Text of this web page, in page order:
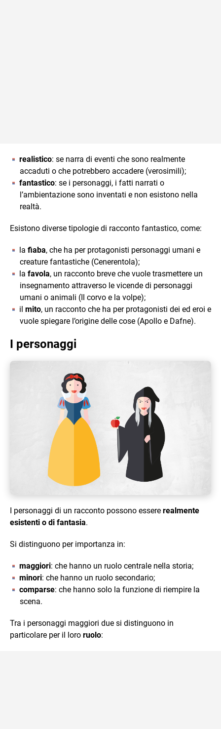
realistico: se narra di eventi che sono realmente
accaduti o che potrebbero accadere (verosimili);
fantastico: se i personaggi, i fatti narrati o
l’ambientazione sono inventati e non esistono nella
realtà.
Esistono diverse tipologie di racconto fantastico, come:
la fiaba, che ha per protagonisti personaggi umani e
creature fantastiche (Cenerentola);
la favola, un racconto breve che vuole trasmettere un
insegnamento attraverso le vicende di personaggi
umani o animali (Il corvo e la volpe);
il mito, un racconto che ha per protagonisti dei ed eroi e
vuole spiegare l’origine delle cose (Apollo e Dafne).
I personaggi
I personaggi di un racconto possono essere realmente
esistenti o di fantasia.
Si distinguono per importanza in:
maggiori: che hanno un ruolo centrale nella storia;
minori: che hanno un ruolo secondario;
comparse: che hanno solo la funzione di riempire la
scena.
Tra i personaggi maggiori due si distinguono in
particolare per il loro ruolo: